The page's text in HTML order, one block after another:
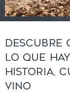
Descubre
lo que
historia,
vino